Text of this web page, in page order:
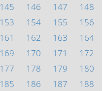
145 146 147
148
153 154 155
156
161 162 163
164
169 170 171
172
177 178 179
180
185 186 187
188